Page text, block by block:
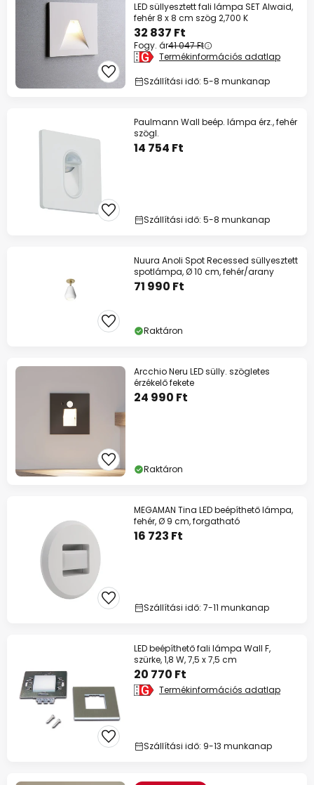
LED süllyesztett fali lámpa SET Alwaid,
fehér 8 x 8 cm szög 2,700 K
32 837 Ft
Fogy. ár41 047 Ft
Termékinformációs adatlap
Szállítási idő: 5-8 munkanap
Paulmann Wall beép. lámpa érz., fehér
szögl.
14 754 Ft
Szállítási idő: 5-8 munkanap
Nuura Anoli Spot Recessed süllyesztett
spotlámpa, Ø 10 cm, fehér/arany
71 990 Ft
Raktáron
Arcchio Neru LED sülly. szögletes
érzékelő fekete
24 990 Ft
Raktáron
MEGAMAN Tina LED beépíthető lámpa,
fehér, Ø 9 cm, forgatható
16 723 Ft
Szállítási idő: 7-11 munkanap
LED beépíthető fali lámpa Wall F,
szürke, 1,8 W, 7,5 x 7,5 cm
20 770 Ft
Termékinformációs adatlap
Szállítási idő: 9-13 munkanap